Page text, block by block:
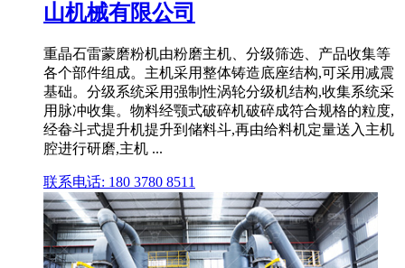
山机械有限公司
重晶石雷蒙磨粉机由粉磨主机、分级筛选、产品收集等
各个部件组成。主机采用整体铸造底座结构,可采用减震
基础。分级系统采用强制性涡轮分级机结构,收集系统采
用脉冲收集。物料经颚式破碎机破碎成符合规格的粒度,
经畚斗式提升机提升到储料斗,再由给料机定量送入主机
腔进行研磨,主机 ...
联系电话: 180 3780 8511